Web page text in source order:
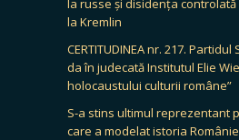
la russe și disidența
la Kremlin
CERTITUDINEA nr. 217. Partidul
da în judecată Institutul Elie
holocaustului culturii române”
S-a stins ultimul reprezentant
care a modelat istoria